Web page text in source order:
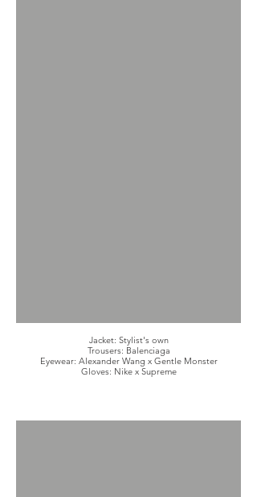
Jacket: Stylist's own
Trousers: Balenciaga
Eyewear: Alexander Wang x Gentle Monster
Gloves: Nike x Supreme